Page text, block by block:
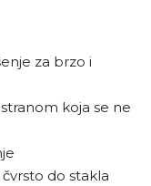
za brzo i
koja se ne
do stakla